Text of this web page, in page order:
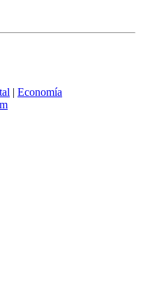
| Economía